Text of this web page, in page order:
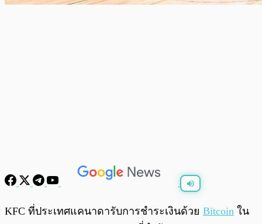
พร้อมเล่น
KFC ที่ประเทศแคนาดารับการชำระเงินด้วย Bitcoin ใน